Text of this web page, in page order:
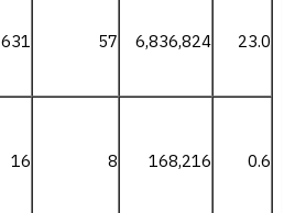
631 57 6,836,824 23.0
16 8 168,216 0.6